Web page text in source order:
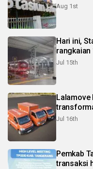
Aug 1st
Hari ini,
rangkaian
Jul 15th
Lalamove
Jul 16th
Pemkab
transaksi